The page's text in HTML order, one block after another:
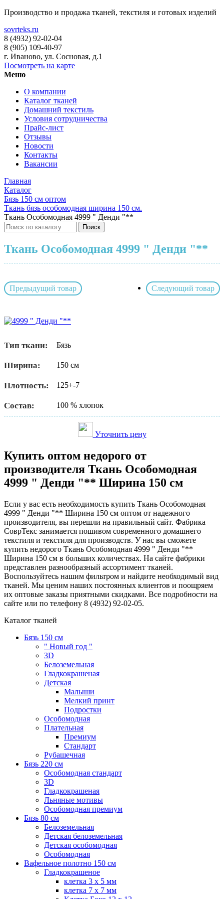
Производство и продажа тканей, текстиля и готовых изделий
sovrteks.ru
8 (4932) 92-02-04
8 (905) 109-40-97
г. Иваново, ул. Сосновая, д.1
Посмотреть на карте
Меню
О компании
Каталог тканей
Домашний текстиль
Условия сотрудничества
Прайс-лист
Отзывы
Новости
Контакты
Вакансии
Главная
Каталог
Бязь 150 см оптом
Ткань бязь особомодная ширина 150 см.
Ткань Особомодная 4999 " Денди "**
Поиск
Ткань Особомодная 4999 " Денди "**
Предыдущий товар Следующий товар
Тип ткани: Бязь
Ширина: 150 см
Плотность: 125+-7
Состав: 100 % хлопок
Уточнить цену
Купить оптом недорого от
производителя Ткань Особомодная
4999 " Денди "** Ширина 150 см
Если у вас есть необходимость купить Ткань Особомодная
4999 " Денди "** Ширина 150 см оптом от надежного
производителя, вы перешли на правильный сайт. Фабрика
СоврТекс занимается пошивом современного домашнего
текстиля и текстиля для производств. У нас вы сможете
купить недорого Ткань Особомодная 4999 " Денди "**
Ширина 150 см в больших количествах. На сайте фабрики
представлен разнообразный ассортимент тканей.
Воспользуйтесь нашим фильтром и найдите необходимый вид
тканей. Мы ценим наших постоянных клиентов и поощряем
их оптовые заказы приятными скидками. Все подробности на
сайте или по телефону 8 (4932) 92-02-05.
Каталог тканей
Бязь 150 см
" Новый год "
3D
Белоземельная
Гладкокрашеная
Детская
Малыши
Мелкий принт
Подростки
Особомодная
Плательная
Премиум
Стандарт
Рубашечная
Бязь 220 см
Особомодная стандарт
3D
Гладкокрашеная
Льняные мотивы
Особомодная премиум
Бязь 80 см
Белоземельная
Детская белоземельная
Детская особомодная
Особомодная
Вафельное полотно 150 см
Гладкокрашеное
клетка 3 х 5 мм
клетка 7 х 7 мм